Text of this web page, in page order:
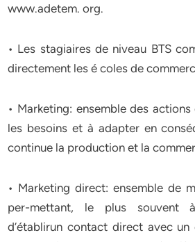
www.adetem. org.
• Les stagiaires de niveau BTS
directement les é coles de
• Marketing: ensemble des
les besoins et à adapter en
continue la production et la
• Marketing direct: ensemble de
per-mettant, le plus souvent
d’établirun contact direct avec